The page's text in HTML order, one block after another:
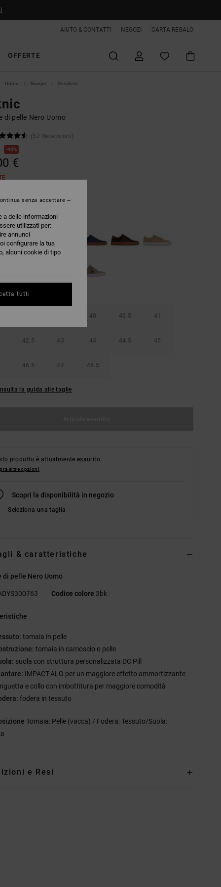
AIUTO & CONTATTI NEGOZI CARTA REGALO
OFFERTE
Uomo Scarpe Sneakers
di pelle Nero Uomo
(52 Recensioni)
40%
€
40 40.5 41
42.5 43 44 44.5 45
46.5 47 48.5
la guida alle taglie
prodotto è attualmente esaurito.
altre opzioni
Scopri la disponibilità in negozio
Seleziona una taglia
& caratteristiche
di pelle Nero Uomo
Codice colore 3bk
tomaia in pelle
tomaia in camoscio o pelle
suola con struttura personalizzata DC Pill
IMPACT-ALG per un maggiore effetto ammortizzante
e collo con imbottitura per maggiore comodità
fodera in tessuto
Tomaia: Pelle (vacca) / Fodera: Tessuto/Suola:
e Resi
a delle informazioni
utilizzati per:
annunci
configurare la tua
alcuni cookie di tipo
senza accettare
tutti